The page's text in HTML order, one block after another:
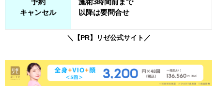
キャンセル
以降は要問合せ
＼【PR】リゼ公式サイト／